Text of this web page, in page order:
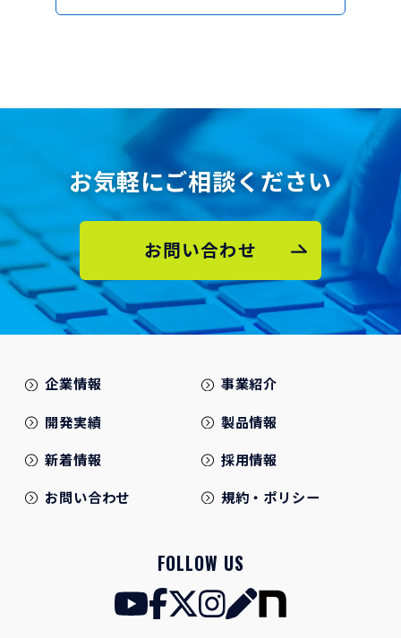
お気軽にご相談ください
お問い合わせ
企業情報 事業紹介
開発実績 製品情報
新着情報 採用情報
お問い合わせ 規約・ポリシー
FOLLOW US